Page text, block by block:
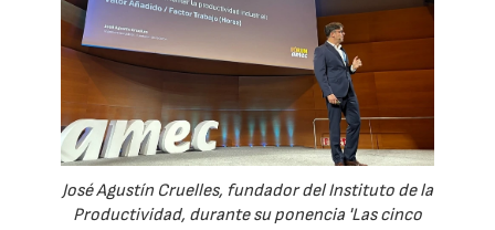
José Agustín Cruelles, fundador del Instituto de la
Productividad, durante su ponencia 'Las cinco